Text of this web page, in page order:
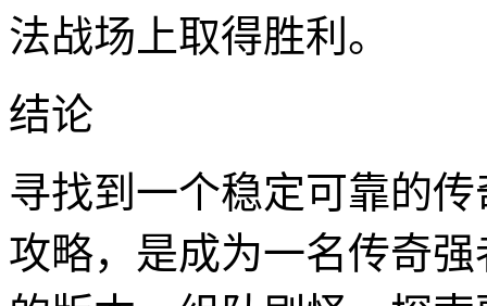
法战场上取得胜利。
结论
寻找到一个稳定可靠的
攻略，是成为一名传奇